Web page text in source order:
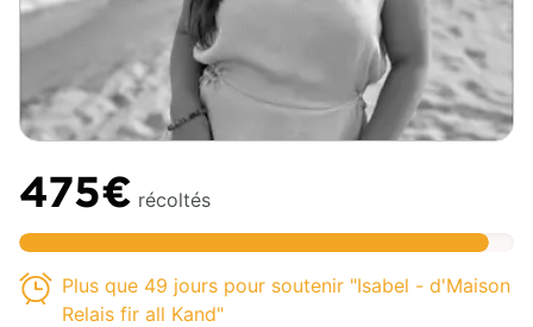
475€ récoltés
Plus que 49 jours pour soutenir "Isabel - d'Maison
Relais fir all Kand"